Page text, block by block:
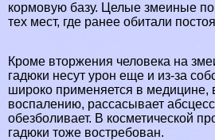
кормовую базу. Целые змеиные
тех мест, где ранее обитали
Кроме вторжения человека на
гадюки несут урон еще и из-за
широко применяется в медицине,
воспалению, рассасывает
обезболивает. В косметической
гадюки тоже востребован.